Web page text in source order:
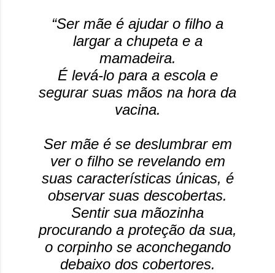
“Ser mãe é ajudar o filho a
largar a chupeta e a
mamadeira.
É levá-lo para a escola e
segurar suas mãos na hora da
vacina.
Ser mãe é se deslumbrar em
ver o filho se revelando em
suas características únicas, é
observar suas descobertas.
Sentir sua mãozinha
procurando a proteção da sua,
o corpinho se aconchegando
debaixo dos cobertores.